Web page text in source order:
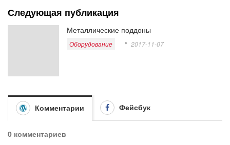
Следующая публикация
Металлические поддоны
Оборудование 2017-11-07
Комментарии Фейсбук
0 комментариев